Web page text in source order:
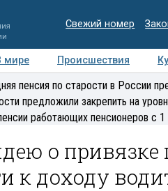
Свежий номер
мире Происшествия
Медиацентр Интервью
пенсия по старости в России
предложили закрепить на
работающих пенсионеров с 1
о привязке
к доходу